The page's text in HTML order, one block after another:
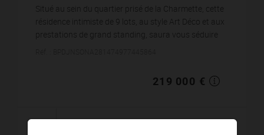
Situé au sein du quartier prisé de la Charmette, cette
résidence intimiste de 9 lots, au style Art Déco et aux
prestations de grand standing, saura vous séduire
219 000 €
Lire la suite